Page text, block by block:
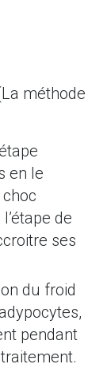
méthode
en le
de
ses
du froid
pendant